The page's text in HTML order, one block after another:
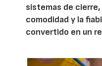
sistemas de
comodidad y la
convertido en un